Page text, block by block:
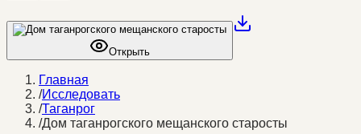
Открыть
Главная
/Исследовать
/Таганрог
/Дом таганрогского мещанского старосты